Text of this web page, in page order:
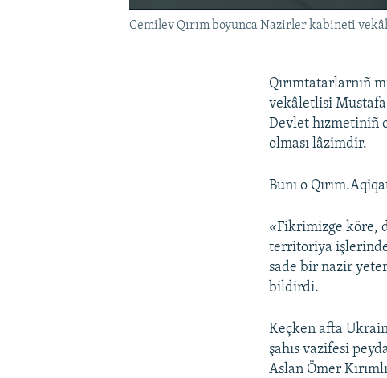
Cemilev Qırım boyunca Nazirler kabineti
Qırımtatarlarnıñ
vekâletlisi
Devlet hızmetiniñ
olması lâzimdir.
Bunı o
«Fikrimizge köre,
territoriya
sade bir nazir
bildirdi.
Keçken afta
şahıs vazifesi
Aslan Ömer